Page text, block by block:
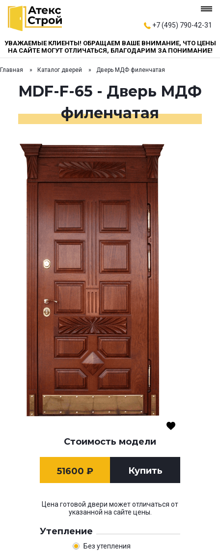
+7 (495) 790-42-31
УВАЖАЕМЫЕ КЛИЕНТЫ! ОБРАЩАЕМ ВАШЕ ВНИМАНИЕ, ЧТО ЦЕНЫ
НА САЙТЕ МОГУТ ОТЛИЧАТЬСЯ, БЛАГОДАРИМ ЗА ПОНИМАНИЕ!
Главная Каталог дверей Дверь МДФ филенчатая
MDF-F-65 - Дверь МДФ
филенчатая
Стоимость модели
51600 ₽ Купить
Цена готовой двери может отличаться от
указанной на сайте цены.
Утепление
Без утепления